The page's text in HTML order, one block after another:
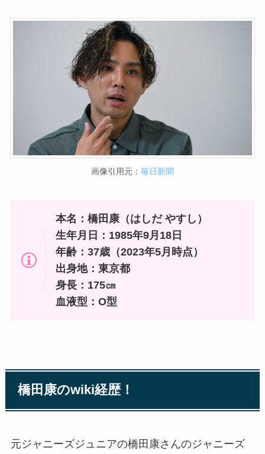
画像引用元： 毎日新聞
本名：橋田康（はしだ やすし）
生年月日：1985年9月18日
年齢：37歳（2023年5月時点）
出身地：東京都
身長：175㎝
血液型：O型
橋田康のwiki経歴！
元ジャニーズジュニアの橋田康さんのジャニーズ